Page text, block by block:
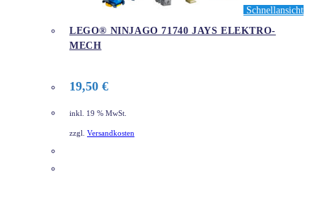
Schnellansicht
LEGO® NINJAGO 71740 JAYS ELEKTRO-
MECH
19,50 €
inkl. 19 % MwSt.
zzgl. Versandkosten